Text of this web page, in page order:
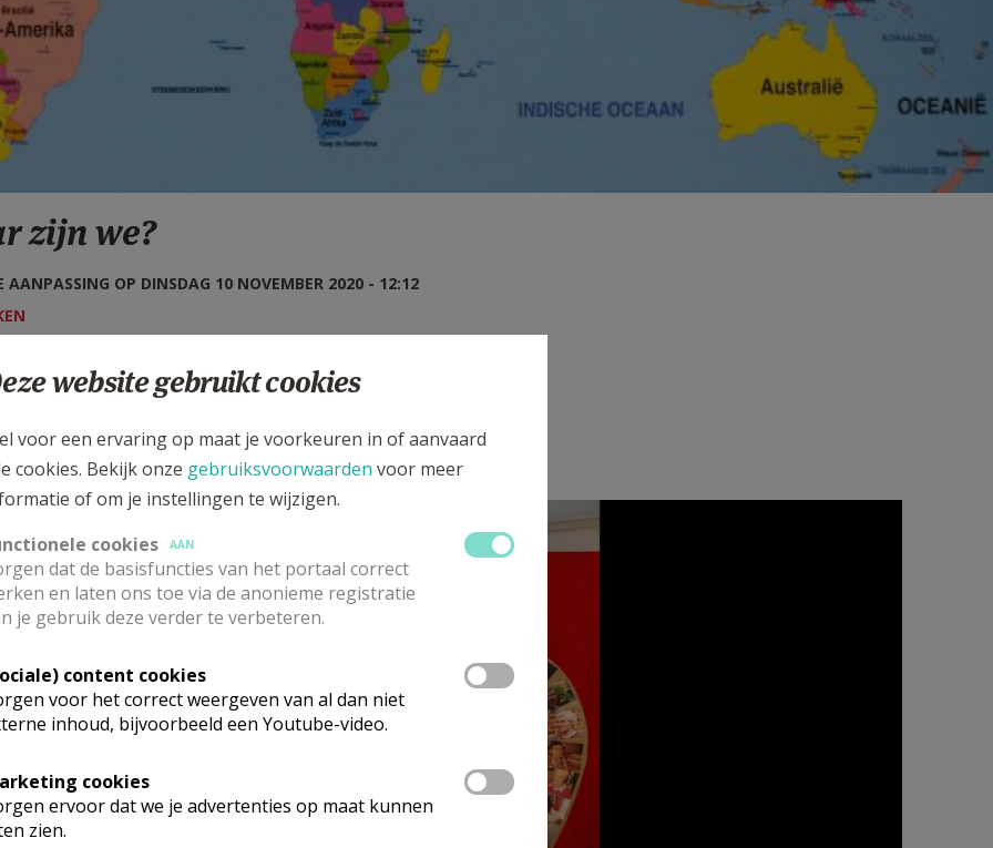
zijn we?
AANPASSING OP DINSDAG 10 NOVEMBER 2020 - 12:12
je ons vinden?
zijn we?
website gebruikt cookies
voor een ervaring op maat je voorkeuren in of aanvaard
cookies. Bekijk onze gebruiksvoorwaarden voor meer
of om je instellingen te wijzigen.
cookies
AAN
dat de basisfuncties van het portaal correct
en laten ons toe via de anonieme registratie
je gebruik deze verder te verbeteren.
content cookies
voor het correct weergeven van al dan niet
inhoud, bijvoorbeeld een Youtube-video.
cookies
ervoor dat we je advertenties op maat kunnen
zien.